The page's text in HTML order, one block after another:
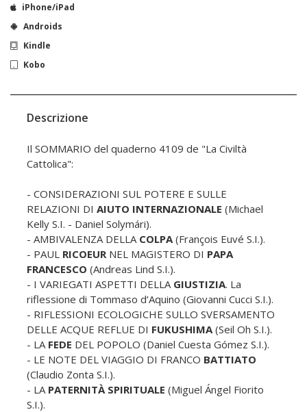
iPhone/iPad
Androids
Kindle
Kobo
Descrizione
Il SOMMARIO del quaderno 4109 de "La Civiltà
Cattolica":
- CONSIDERAZIONI SUL POTERE E SULLE
RELAZIONI DI AIUTO INTERNAZIONALE (Michael
Kelly S.I. - Daniel Solymári).
- AMBIVALENZA DELLA COLPA (François Euvé S.I.).
- PAUL RICOEUR NEL MAGISTERO DI PAPA
FRANCESCO (Andreas Lind S.I.).
- I VARIEGATI ASPETTI DELLA GIUSTIZIA. La
riflessione di Tommaso d’Aquino (Giovanni Cucci S.I.).
- RIFLESSIONI ECOLOGICHE SULLO SVERSAMENTO
DELLE ACQUE REFLUE DI FUKUSHIMA (Seil Oh S.I.).
- LA FEDE DEL POPOLO (Daniel Cuesta Gómez S.I.).
- LE NOTE DEL VIAGGIO DI FRANCO BATTIATO
(Claudio Zonta S.I.).
- LA PATERNITÀ SPIRITUALE (Miguel Ángel Fiorito
S.I.).